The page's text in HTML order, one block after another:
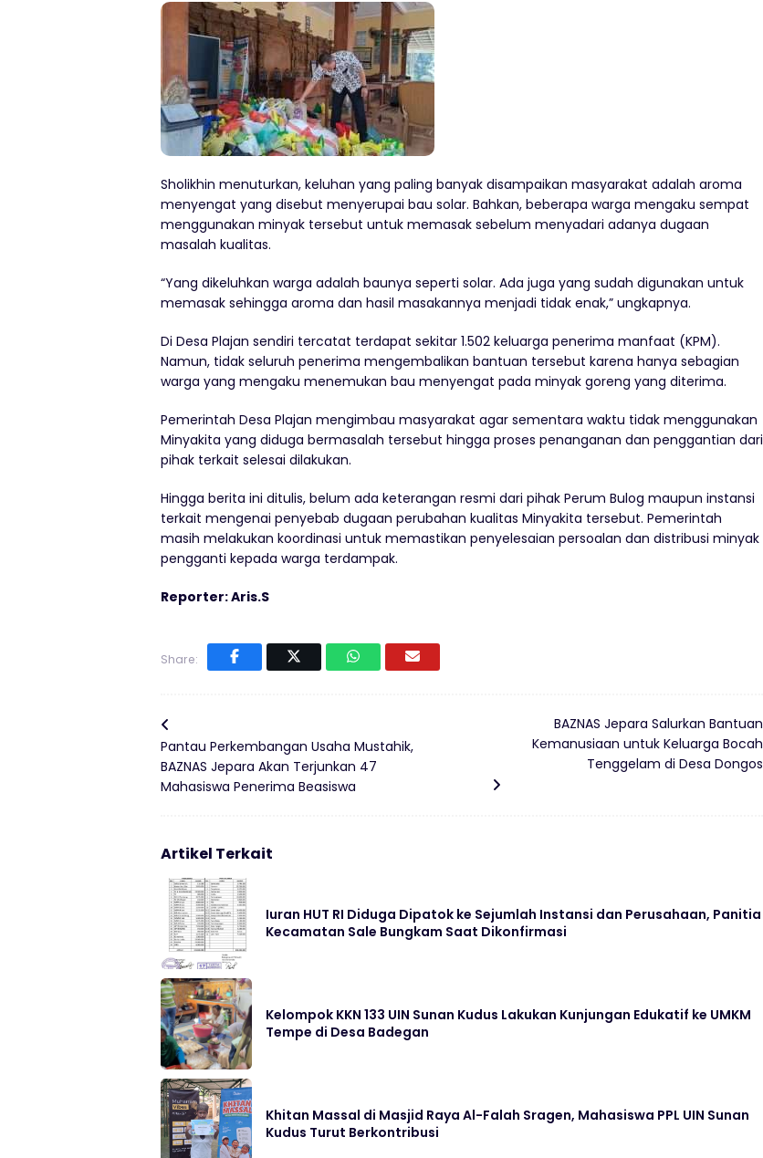
Sholikhin menuturkan, keluhan yang paling banyak disampaikan masyarakat adalah aroma
menyengat yang disebut menyerupai bau solar. Bahkan, beberapa warga mengaku sempat
menggunakan minyak tersebut untuk memasak sebelum menyadari adanya dugaan
masalah kualitas.
“Yang dikeluhkan warga adalah baunya seperti solar. Ada juga yang sudah digunakan untuk
memasak sehingga aroma dan hasil masakannya menjadi tidak enak,” ungkapnya.
Di Desa Plajan sendiri tercatat terdapat sekitar 1.502 keluarga penerima manfaat (KPM).
Namun, tidak seluruh penerima mengembalikan bantuan tersebut karena hanya sebagian
warga yang mengaku menemukan bau menyengat pada minyak goreng yang diterima.
Pemerintah Desa Plajan mengimbau masyarakat agar sementara waktu tidak menggunakan
Minyakita yang diduga bermasalah tersebut hingga proses penanganan dan penggantian dari
pihak terkait selesai dilakukan.
Hingga berita ini ditulis, belum ada keterangan resmi dari pihak Perum Bulog maupun instansi
terkait mengenai penyebab dugaan perubahan kualitas Minyakita tersebut. Pemerintah
masih melakukan koordinasi untuk memastikan penyelesaian persoalan dan distribusi minyak
pengganti kepada warga terdampak.
Reporter: Aris.S
Share:
Pantau Perkembangan Usaha Mustahik,
BAZNAS Jepara Akan Terjunkan 47
Mahasiswa Penerima Beasiswa
BAZNAS Jepara Salurkan Bantuan
Kemanusiaan untuk Keluarga Bocah
Tenggelam di Desa Dongos
Artikel Terkait
Iuran HUT RI Diduga Dipatok ke Sejumlah Instansi dan Perusahaan, Panitia
Kecamatan Sale Bungkam Saat Dikonfirmasi
Kelompok KKN 133 UIN Sunan Kudus Lakukan Kunjungan Edukatif ke UMKM
Tempe di Desa Badegan
Khitan Massal di Masjid Raya Al-Falah Sragen, Mahasiswa PPL UIN Sunan
Kudus Turut Berkontribusi